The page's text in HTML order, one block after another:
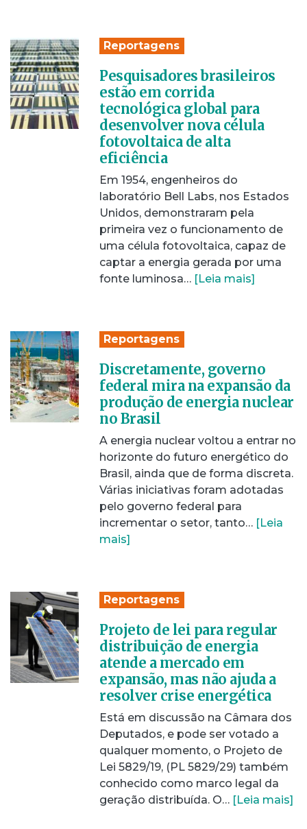
Reportagens
Pesquisadores brasileiros
estão em corrida
tecnológica global para
desenvolver nova célula
fotovoltaica de alta
eficiência
Em 1954, engenheiros do
laboratório Bell Labs, nos Estados
Unidos, demonstraram pela
primeira vez o funcionamento de
uma célula fotovoltaica, capaz de
captar a energia gerada por uma
fonte luminosa… [Leia mais]
Reportagens
Discretamente, governo
federal mira na expansão da
produção de energia nuclear
no Brasil
A energia nuclear voltou a entrar no
horizonte do futuro energético do
Brasil, ainda que de forma discreta.
Várias iniciativas foram adotadas
pelo governo federal para
incrementar o setor, tanto… [Leia
mais]
Reportagens
Projeto de lei para regular
distribuição de energia
atende a mercado em
expansão, mas não ajuda a
resolver crise energética
Está em discussão na Câmara dos
Deputados, e pode ser votado a
qualquer momento, o Projeto de
Lei 5829/19, (PL 5829/29) também
conhecido como marco legal da
geração distribuída. O… [Leia mais]